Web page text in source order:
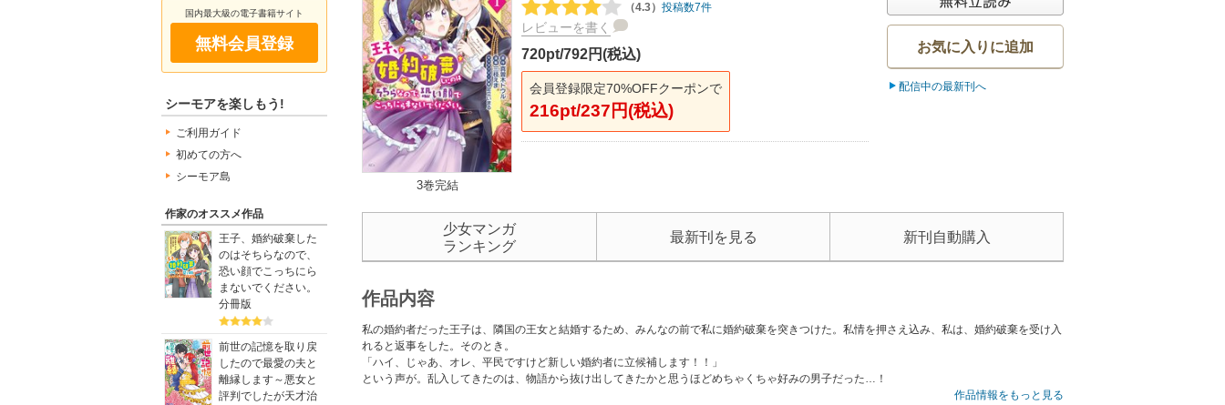
国内最大級の電子書籍サイト
無料会員登録
シーモアを楽しもう!
ご利用ガイド
初めての方へ
シーモア島
作家のオススメ作品
王子、婚約破棄した
のはそちらなので、
恐い顔でこっちにら
まないでください。
分冊版
前世の記憶を取り戻
したので最愛の夫と
離縁します～悪女と
評判でしたが天才治
3巻完結
（4.3） 投稿数7件
レビューを書く
720pt/792円(税込)
会員登録限定70%OFFクーポンで
216pt/237円(税込)
お気に入りに追加
配信中の最新刊へ
少女マンガ
ランキング
最新刊を見る 新刊自動購入
作品内容
私の婚約者だった王子は、隣国の王女と結婚するため、みんなの前で私に婚約破棄を突きつけた。私情を押さえ込み、私は、婚約破棄を受け入
れると返事をした。そのとき。
「ハイ、じゃあ、オレ、平民ですけど新しい婚約者に立候補します！！」
という声が。乱入してきたのは、物語から抜け出してきたかと思うほどめちゃくちゃ好みの男子だった…！
作品情報をもっと見る